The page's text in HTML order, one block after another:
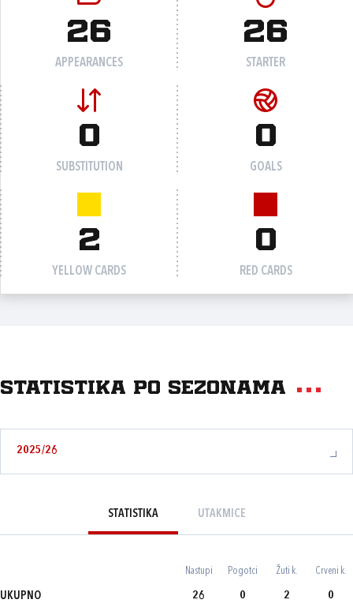
26
APPEARANCES
26
STARTER
0
SUBSTITUTION
0
GOALS
2
YELLOW CARDS
0
RED CARDS
Statistika po sezonama
2025/26
STATISTIKA UTAKMICE
Nastupi Pogotci Žuti k. Crveni k.
UKUPNO 26 0 2 0